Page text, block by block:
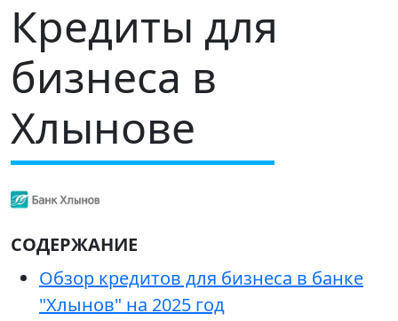
Кредиты для
бизнеса в
Хлынове
СОДЕРЖАНИЕ
Обзор кредитов для бизнеса в банке
"Хлынов" на 2025 год